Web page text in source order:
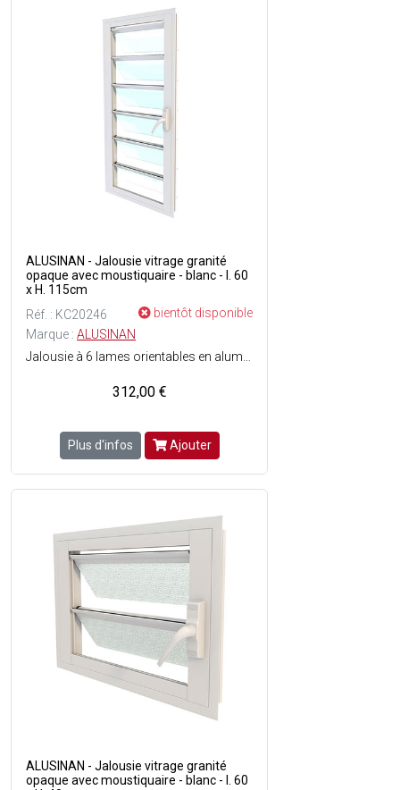
ALUSINAN - Jalousie vitrage granité
opaque avec moustiquaire - blanc - l. 60
x H. 115cm
Réf. : KC20246
bientôt disponible
Marque : ALUSINAN
312,00 €
Plus d'infos Ajouter
ALUSINAN - Jalousie vitrage granité
opaque avec moustiquaire - blanc - l. 60